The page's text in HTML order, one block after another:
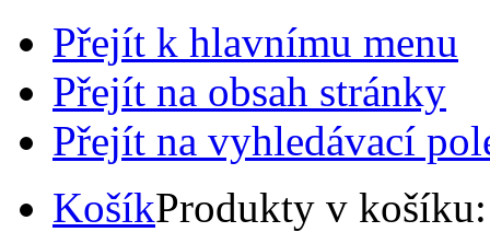
Přejít k hlavnímu menu
Přejít na obsah stránky
Přejít na vyhledávací
KošíkProdukty v